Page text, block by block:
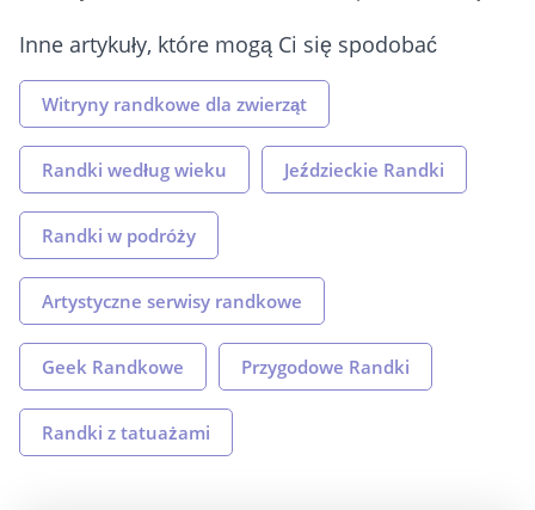
Inne artykuły, które mogą Ci się spodobać
Witryny randkowe dla zwierząt
Randki według wieku Jeździeckie Randki
Randki w podróży
Artystyczne serwisy randkowe
Geek Randkowe Przygodowe Randki
Randki z tatuażami